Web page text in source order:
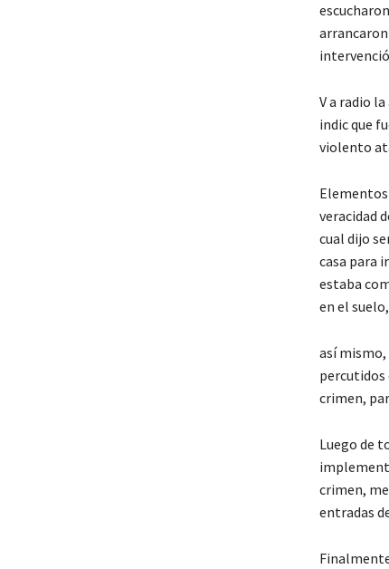
V a radio
indic que
violento
veracidad
cual dijo
casa para
estaba
en el
así
percutidos
crimen,
Luego de
crimen,
entradas